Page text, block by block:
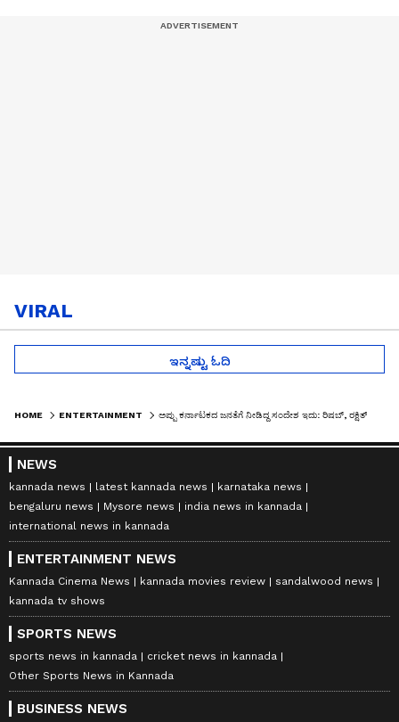
VIRAL
ಇನ್ನಷ್ಟು ಓದಿ
HOME ENTERTAINMENT ಅಪ್ಪು ಕರ್ನಾಟಕದ ಜನತೆಗೆ ನೀಡಿದ್ದ ಸಂದೇಶ ಇದು: ರಿಷಬ್‌, ರಕ್ಷಿತ್‌
NEWS
kannada news latest kannada news
karnataka news
bengaluru news
Mysore news
india news in kannada
international news in kannada
ENTERTAINMENT NEWS
Kannada Cinema News kannada movies review
sandalwood news
kannada tv shows
SPORTS NEWS
sports news in kannada
cricket news in kannada
Other Sports News in Kannada
BUSINESS NEWS